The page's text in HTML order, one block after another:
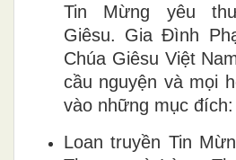
Tin Mừng yêu
Giêsu. Gia Đình
Chúa Giêsu Việt
cầu nguyện và mọi
vào những mục đích:
Loan truyền Tin